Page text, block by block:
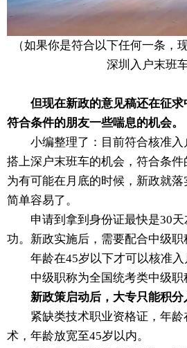
（如果你是符合以下任何一条，
深圳入户末班车
但现在新政的意见稿还在征
符合条件的朋友一些喘息的机会。
小编整理了：目前符合核准入
搭上深户末班车的机会，符合条件
为有可能在月底的时候，新政就
简单容易了。
申请到拿到身份证最快是30天
功。新政实施后，需要配合中级职
年龄在45岁以下才可以核准入
中级职称为全国统考类中级职
新政策启动后，大专只能积分
紧缺类技术职业资格证，年龄
术，年龄放宽至45岁以内。